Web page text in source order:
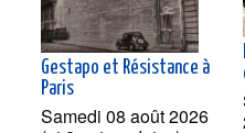
Gestapo et Résistance à
Paris
Samedi 08 août 2026